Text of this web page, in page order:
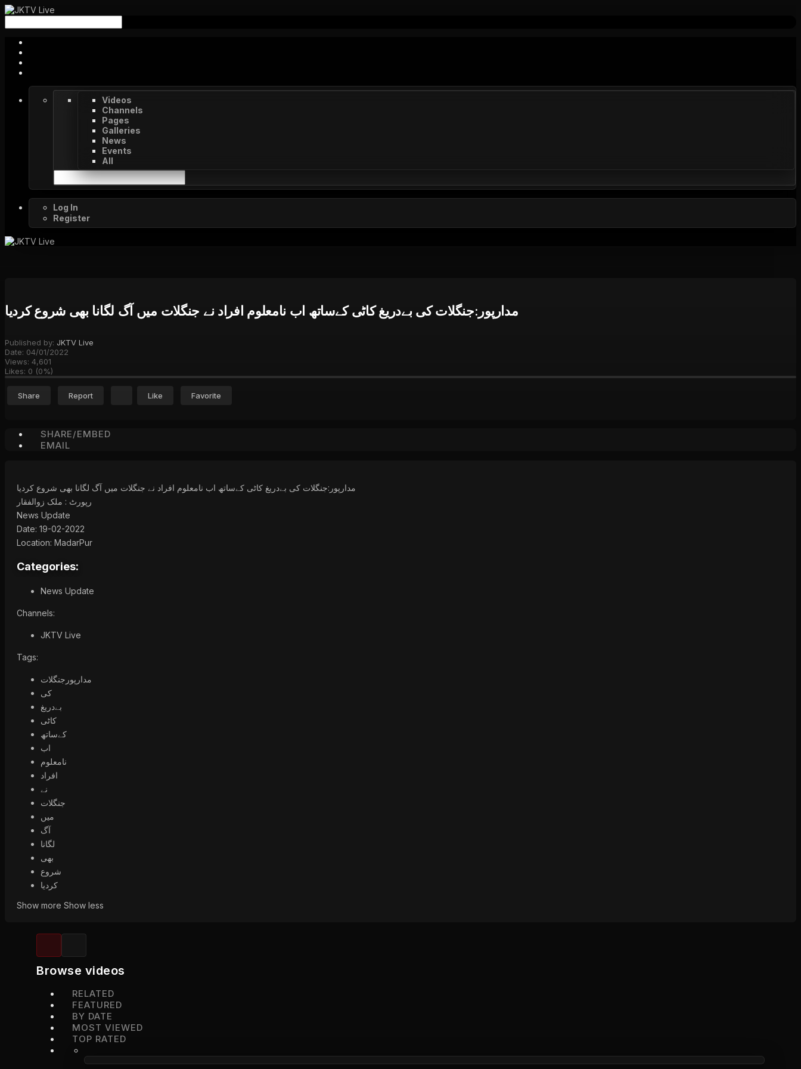
Videos
Channels
Pages
Galleries
News
Events
All
Log In
Register
مدارپور:جنگلات کی بےدریغ کاٹی کےساتھ اب نامعلوم افراد نے جنگلات میں آگ لگانا بھی شروع کردیا
Published by: JKTV Live
Date: 04/01/2022
Views: 4,601
Likes: 0 (0%)
Share Report Like Favorite
SHARE/EMBED
EMAIL
مدارپور:جنگلات کی بےدریغ کاٹی کےساتھ اب نامعلوم افراد نے جنگلات میں آگ لگانا بھی شروع کردیا
رپورٹ : ملک زوالفقار
News Update
Date: 19-02-2022
Location: MadarPur
Categories:
News Update
Channels:
JKTV Live
Tags:
مدارپورجنگلات
کی
بےدریغ
کاٹی
کےساتھ
اب
نامعلوم
افراد
نے
جنگلات
میں
آگ
لگانا
بھی
شروع
کردیا
Show more Show less
Browse videos
RELATED
FEATURED
BY DATE
MOST VIEWED
TOP RATED